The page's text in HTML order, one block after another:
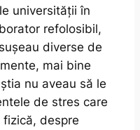
universității în
refolosibil,
diverse de
mai bine
nu aveau să le
de stres care
despre